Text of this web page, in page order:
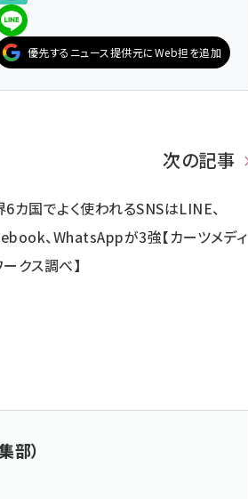
LINEで送る
優先するニュース提供元にWeb担を追加
次の記事
6カ国でよく使われるSNSはLINE、
、WhatsAppが3強【カーツメディ
クス調べ】
部）